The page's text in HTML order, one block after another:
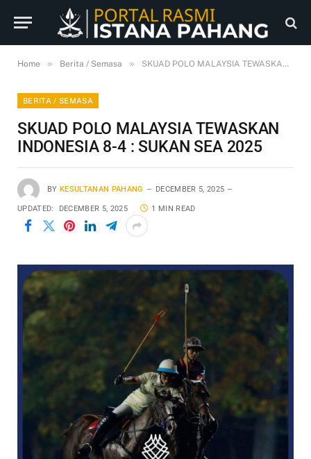
Home » Berita / Semasa » SKUAD POLO MALAYSIA TEWASKAN INDONESIA 8-4 : SUKAN SEA 2025
BERITA / SEMASA
SKUAD POLO MALAYSIA TEWASKAN
INDONESIA 8-4 : SUKAN SEA 2025
BY KESULTANAN PAHANG DECEMBER 5, 2025
UPDATED: DECEMBER 5, 2025 1 MIN READ